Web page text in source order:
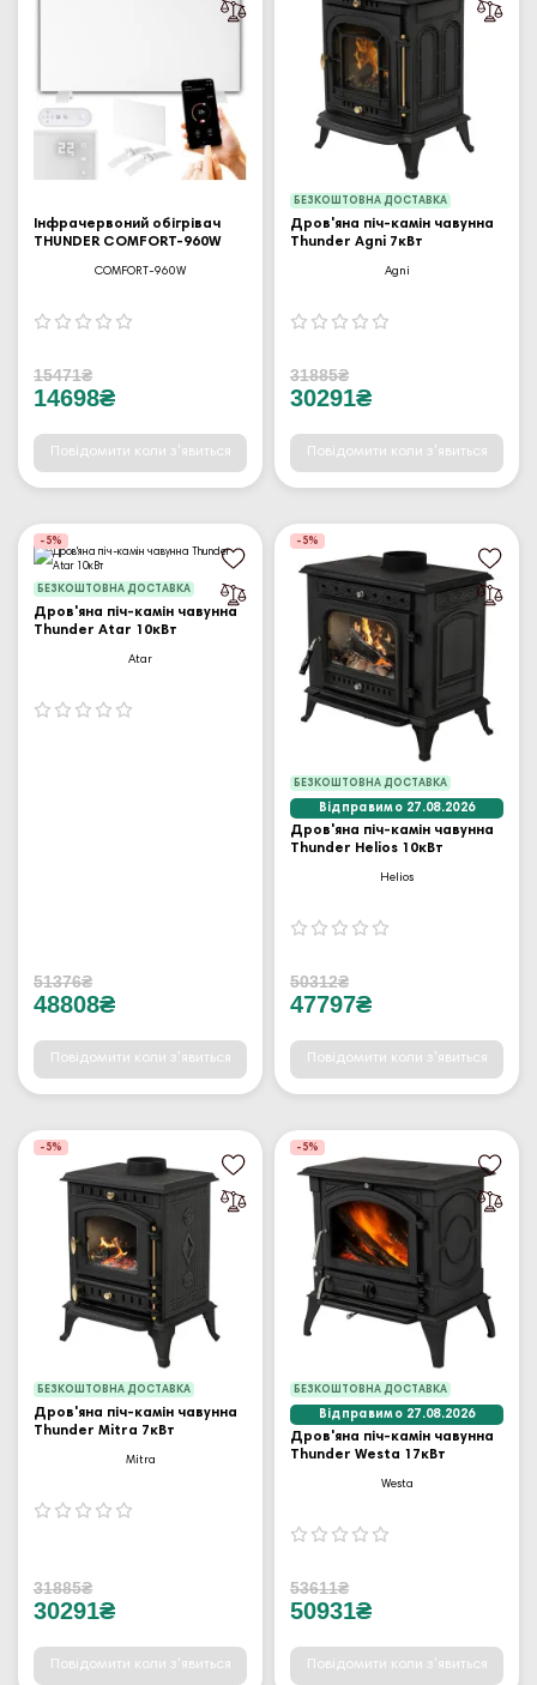
Інфрачервоний обігрівач
THUNDER COMFORT-960W
COMFORT-960W
15471₴
14698₴
Повідомити коли з'явиться
БЕЗКОШТОВНА ДОСТАВКА
Дров'яна піч-камін чавунна
Thunder Agni 7кВт
Agni
31885₴
30291₴
Повідомити коли з'явиться
БЕЗКОШТОВНА ДОСТАВКА
-5%
Дров'яна піч-камін чавунна
Thunder Atar 10кВт
Atar
51376₴
48808₴
Повідомити коли з'явиться
БЕЗКОШТОВНА ДОСТАВКА
-5%
Відправимо 27.08.2026
Дров'яна піч-камін чавунна
Thunder Helios 10кВт
Helios
50312₴
47797₴
Повідомити коли з'явиться
БЕЗКОШТОВНА ДОСТАВКА
-5%
Дров'яна піч-камін чавунна
Thunder Mitra 7кВт
Mitra
31885₴
30291₴
Повідомити коли з'явиться
БЕЗКОШТОВНА ДОСТАВКА
-5%
Відправимо 27.08.2026
Дров'яна піч-камін чавунна
Thunder Westa 17кВт
Westa
53611₴
50931₴
Повідомити коли з'явиться